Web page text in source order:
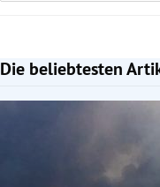
Die beliebtesten
Slide 1 von 7